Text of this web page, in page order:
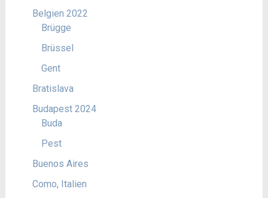
Belgien 2022
Brügge
Brüssel
Gent
Bratislava
Budapest 2024
Buda
Pest
Buenos Aires
Como, Italien